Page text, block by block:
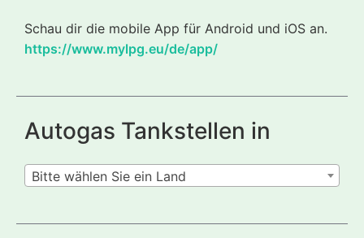
Schau dir die mobile App für Android und iOS an.
https://www.mylpg.eu/de/app/
Autogas Tankstellen in
Bitte wählen Sie ein Land